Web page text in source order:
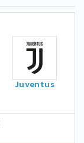
Juventus